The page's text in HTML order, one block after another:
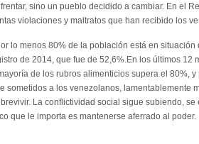
sino un pueblo decidido a cambiar. En el
violaciones y maltratos que han recibido los
lo menos 80% de la población está en situación
de 2014, que fue de 52,6%.En los últimos 12
de los rubros alimenticios supera el 80%,
sometidos a los venezolanos, lamentablemente
La conflictividad social sigue subiendo,
que le importa es mantenerse aferrado al